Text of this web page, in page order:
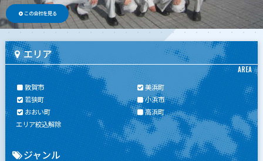
この会社を見る
エリア
AREA
敦賀市
美浜町
若狭町
小浜市
おおい町
高浜町
エリア絞込解除
ジャンル